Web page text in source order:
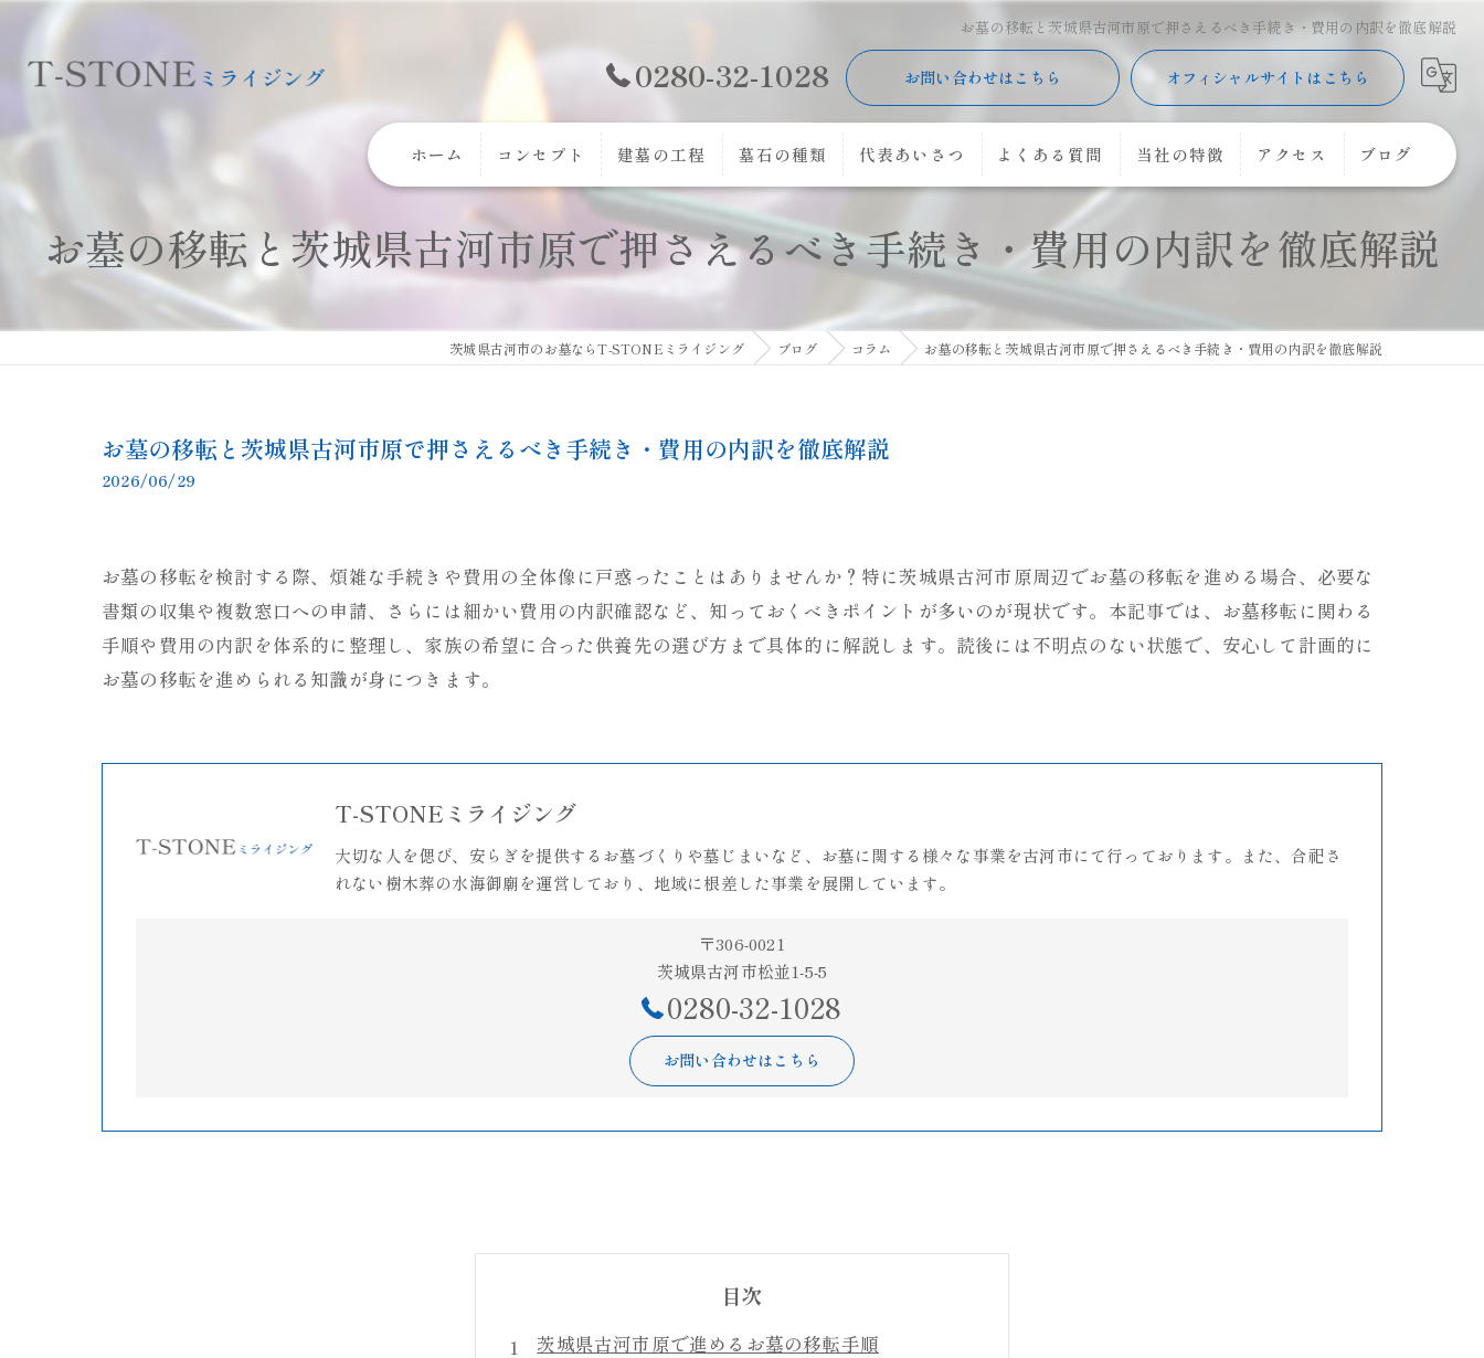
お墓の移転と茨城県古河市原で押さえるべき手続き・費用の内訳を徹底解説
0280-32-1028 お問い合わせはこちら オフィシャルサイトはこちら
ホーム コンセプト 建墓の工程 墓石の種類 代表あいさつ よくある質問 当社の特徴
樹木葬
コーキング
アクセス ブログ
コラム
お墓の移転と茨城県古河市原で押さえるべき手続き・費用の内訳を徹底解説
茨城県古河市のお墓ならT-STONEミライジング ブログ コラム お墓の移転と茨城県古河市原で押さえるべき手続き・費用の内訳を徹底解説
お墓の移転と茨城県古河市原で押さえるべき手続き・費用の内訳を徹底解説
2026/06/29
お墓の移転を検討する際、煩雑な手続きや費用の全体像に戸惑ったことはありませんか？特に茨城県古河市原周辺でお墓の移転を進める場合、必要な
書類の収集や複数窓口への申請、さらには細かい費用の内訳確認など、知っておくべきポイントが多いのが現状です。本記事では、お墓移転に関わる
手順や費用の内訳を体系的に整理し、家族の希望に合った供養先の選び方まで具体的に解説します。読後には不明点のない状態で、安心して計画的に
お墓の移転を進められる知識が身につきます。
T-STONEミライジング
大切な人を偲び、安らぎを提供するお墓づくりや墓じまいなど、お墓に関する様々な事業を古河市にて行っております。また、合祀さ
れない樹木葬の水海御廟を運営しており、地域に根差した事業を展開しています。
〒306-0021
茨城県古河市松並1-5-5
0280-32-1028
お問い合わせはこちら
目次
茨城県古河市原で進めるお墓の移転手順